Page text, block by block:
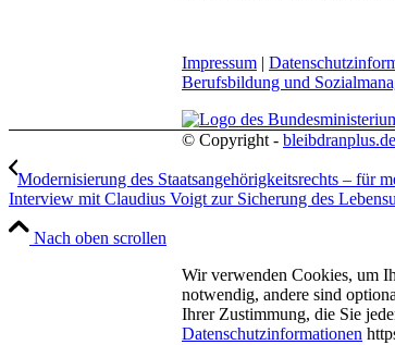
Impressum |
Berufsbildung und
© Copyright - bleibdranplus.de
Modernisierung des Staatsangehörigkeitsrechts – für
Interview mit Claudius Voigt zur Sicherung des
Nach oben scrollen
Wir verwenden Cookies, um
notwendig, andere sind
Ihrer Zustimmung, die Sie
Datenschutzinformationen